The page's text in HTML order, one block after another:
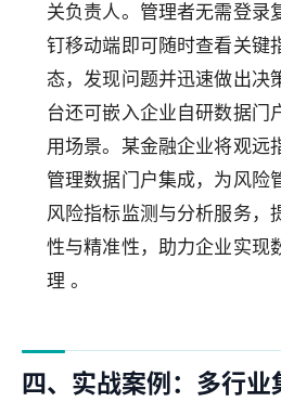
关负责人。管理者无需登录
钉移动端即可随时查看关键
态，发现问题并迅速做出决
台还可嵌入企业自研数据门
用场景。某金融企业将观远
管理数据门户集成，为风险
风险指标监测与分析服务，
性与精准性，助力企业实现
理 。
四、实战案例：多行